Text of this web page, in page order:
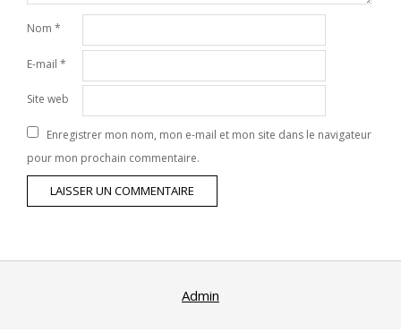
Nom *
E-mail *
Site web
Enregistrer mon nom, mon e-mail et mon site dans le navigateur
pour mon prochain commentaire.
Admin